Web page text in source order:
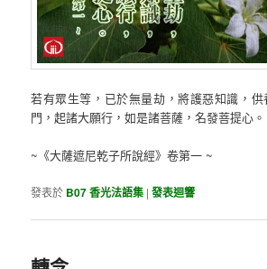
若有眾生等，已於無量劫，將護惡知識，
門，起諸大願行，如是諸菩薩，名發菩提心。
~《大薩遮尼乾子所說經》卷第一 ~
發表於 B07 香光法語集 |發表迴響